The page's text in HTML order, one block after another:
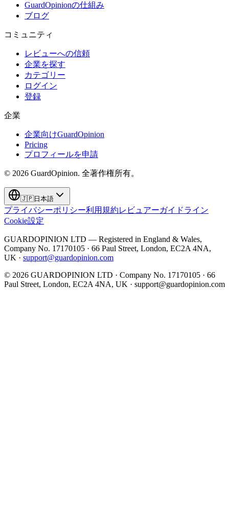
GuardOpinionの仕組み
ブログ
コミュニティ
レビューへの信頼
企業を探す
カテゴリー
ログイン
登録
企業
企業向けGuardOpinion
Pricing
プロフィールを申請
© 2026 GuardOpinion. 全著作権所有。
🇯🇵日本語
プライバシーポリシー利用規約レビュアーガイドライン
Cookie設定
GUARDOPINION LTD — Registered in England & Wales,
Company No. 17170105 · 66 Paul Street, London, EC2A 4NA,
UK · support@guardopinion.com
© 2026 GUARDOPINION LTD · Company No. 17170105 · 66
Paul Street, London, EC2A 4NA, UK · support@guardopinion.com